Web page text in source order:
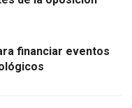
financiar eventos